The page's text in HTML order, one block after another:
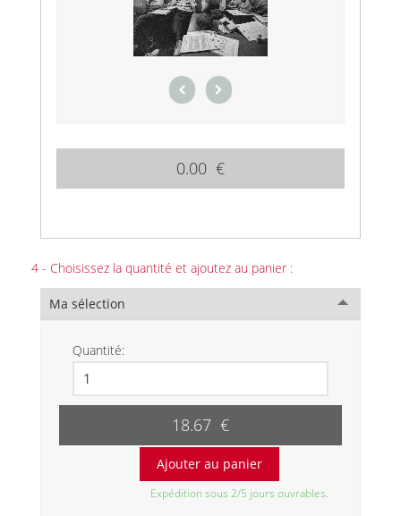
0.00 €
4 - Choisissez la quantité et ajoutez au panier :
Ma sélection
Quantité:
18.67 €
Expédition sous 2/5 jours ouvrables.